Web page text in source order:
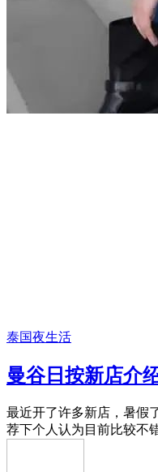
泰国夜生活
曼谷日按新店介
最近开了许多新店，暑假
荐下个人认为目前比较不